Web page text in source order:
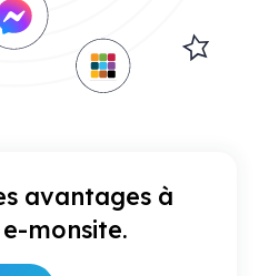
avantages à
monsite.